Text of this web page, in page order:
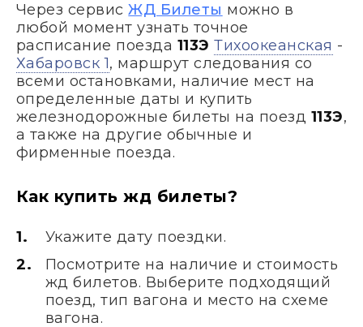
Через сервисЖД Билеты можно в
любой момент узнать точное
расписание поезда 113Э Тихоокеанская -
Хабаровск 1, маршрут следования со
всеми остановками, наличие мест на
определенные даты и купить
железнодорожные билеты на поезд 113Э,
а также на другие обычные и
фирменные поезда.
Как купить жд билеты?
Укажите дату поездки.
Посмотрите на наличие и стоимость
жд билетов. Выберите подходящий
поезд, тип вагона и место на схеме
вагона.